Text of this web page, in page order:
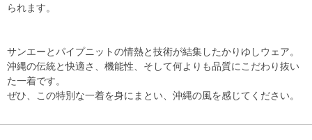
られます。
サンエーとパイプニットの情熱と技術が結集したかりゆしウェア。
沖縄の伝統と快適さ、機能性、そして何よりも品質にこだわり抜い
た一着です。
ぜひ、この特別な一着を身にまとい、沖縄の風を感じてください。